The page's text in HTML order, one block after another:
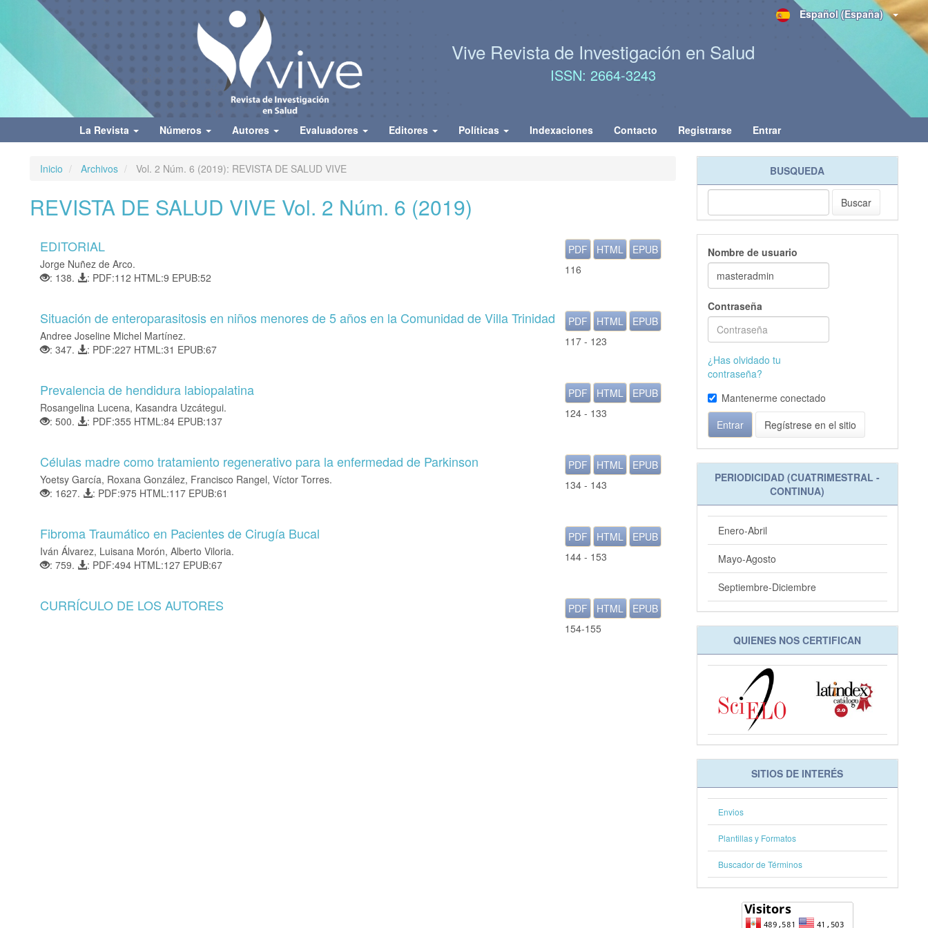
Navegación
principal
Contenido
lateral
Español (España)
Vive Revista de Investigación en Salud
ISSN: 2664-3243
La Revista Números Autores Evaluadores Editores Políticas Indexaciones Contacto Registrarse Entrar
Inicio Archivos Vol. 2 Núm. 6 (2019): REVISTA DE SALUD VIVE
REVISTA DE SALUD VIVE Vol. 2 Núm. 6 (2019)
EDITORIAL
Jorge Nuñez de Arco.
: 138.
: PDF:112 HTML:9 EPUB:52
PDF HTML
EPUB
116
Situación de enteroparasitosis en niños menores de 5 años en la Comunidad de Villa Trinidad
Andree Joseline Michel Martínez.
: 347.
: PDF:227 HTML:31 EPUB:67
PDF HTML
EPUB
117 - 123
Prevalencia de hendidura labiopalatina
Rosangelina Lucena, Kasandra Uzcátegui.
: 500.
: PDF:355 HTML:84 EPUB:137
PDF HTML
EPUB
124 - 133
Células madre como tratamiento regenerativo para la enfermedad de Parkinson
Yoetsy García, Roxana González, Francisco Rangel, Víctor Torres.
: 1627.
: PDF:975 HTML:117 EPUB:61
PDF HTML
EPUB
134 - 143
Fibroma Traumático en Pacientes de Cirugía Bucal
Iván Álvarez, Luisana Morón, Alberto Viloria.
: 759.
: PDF:494 HTML:127 EPUB:67
PDF HTML
EPUB
144 - 153
CURRÍCULO DE LOS AUTORES PDF HTML
EPUB
154-155
BUSQUEDA
Buscar
Nombre de usuario
Contraseña
¿Has olvidado tu
contraseña?
Mantenerme conectado
Entrar
Regístrese en el sitio
PERIODICIDAD (CUATRIMESTRAL -
CONTINUA)
Enero-Abril
Mayo-Agosto
Septiembre-Diciembre
QUIENES NOS CERTIFICAN
SITIOS DE INTERÉS
Envios
Plantillas y Formatos
Buscador de Términos